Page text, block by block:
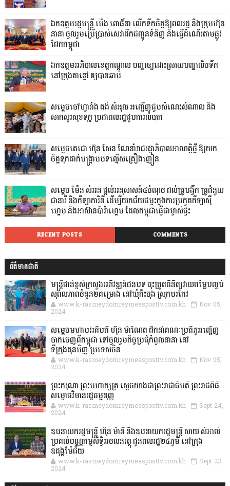
ឯកឧត្តមរដ្ឋមន្ត្រី ប៉េង ពោធិ៍នា លើកទឹកចិត្តឱ្យពលរដ្ឋ និងក្រុមហ៊ុន
នានា ចូលរួមប្រើប្រាស់សេវាដឹកជញ្ជូនទំនិញ និងធ្វើដំណើរតាមផ្លូវ
ដែកកម្ពុជា
ឯកឧត្តមអភិបាលខេត្តកណ្ដាល បញ្ជាឲ្យដោះស្រាយបញ្ហាលិចទឹក
នៅក្រុងតាខ្មៅ ឲ្យបានឆាប់
សម្តេចចៅហ្វាវាំង គង់ សំអុល អញ្ជើញជួបសំណេះសំណាល និង
សាកសួរសុខទុក្ខ ប្រជាពលរដ្ឋជួបការលំបាក
សម្តេចតេជោ ហ៊ុន សែន ណែនាំរាជរដ្ឋាភិបាលអាណត្តិថ្មី ឱ្យយក
ចិត្តទុកដាក់បង្ក្រាបបទល្មើសគ្រឿងញៀន
សម្តេច ម៉ែន សំអន ផ្តល់អនុសាសន៍៤ចំណុច ដល់គ្រូបង្វឹក គ្រូជំនួយ
ជានារី និងកីឡាការិនី ដើម្បីយកជ័យជម្នះក្នុងការប្រកួតកីឡាស៊ី
ហ្គេម និងអាស៊ានប៉ារ៉ាហ្គេម ដែលកម្ពុជាធ្វើជាម្ចាស់ផ្ទះ
RECENT POSTS COMMENTS
ព័ត៌មានជាតិ
មន្ត្រីជាន់ខ្ពស់ក្រសួងអភិវឌ្ឍន៍ជនបទ ចុះត្រួតពិនិត្យវាយតម្លៃបញ្ចប់
សុពលភាពចំនួន២គម្រោង នៅឃុំកិះចុង ស្រុកបរកែវ
www.k-rasmeydomreymeasposttv.com.kh Nov 05,
2024
សម្តេចមហាបវរធិបតី ហ៊ុន ម៉ាណែត ដឹកនាំគណៈប្រតិភូអញ្ជើញ
ចាកចេញពីកម្ពុជា ទៅចូលរួមកិច្ចប្រជុំកំពូលនានា នៅ
ទីក្រុងគុនមិញ ប្រទេសចិន
www.k-rasmeydomreymeasposttv.com.kh Nov 05,
2024
ព្រះករុណា ព្រះមហាក្សត្រ ស្តេចយាងជាព្រះរាជាធិបតី ព្រះរាជពិធី
សម្ពោធវិមានរដ្ឋធម្មនុញ្ញ
www.k-rasmeydomreymeasposttv.com.kh Sept 24,
2024
ឧបនាយករដ្ឋមន្ដ្រី ហ៊ុន ម៉ានី និងឧបនាយករដ្ឋមន្ដ្រី សាយ សំអាល់
ប្រគល់បណ្ណកម្មសិទ្ធិអចលនវត្ថុ ជូនពលរដ្ឋ២៤ភូមិ នៅក្រុង
ឧដុង្គម៉ែជ័យ
www.k-rasmeydomreymeasposttv.com.kh Sept 23,
2024